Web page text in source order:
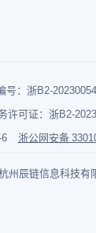
号：浙B2-20230054
许可证：浙B2-
浙公网安备
州辰链信息科技有